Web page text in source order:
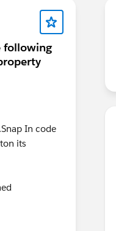
following
In code
its